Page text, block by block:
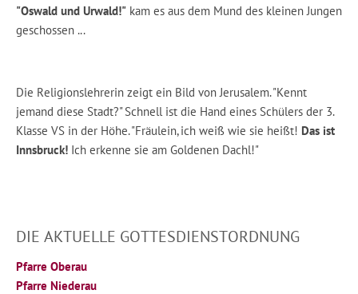
"Oswald und Urwald!" kam es aus dem Mund des kleinen Jungen
geschossen ...
Die Religionslehrerin zeigt ein Bild von Jerusalem. "Kennt
jemand diese Stadt?" Schnell ist die Hand eines Schülers der 3.
Klasse VS in der Höhe. "Fräulein, ich weiß wie sie heißt! Das ist
Innsbruck! Ich erkenne sie am Goldenen Dachl!"
DIE AKTUELLE GOTTESDIENSTORDNUNG
Pfarre Oberau
Pfarre Niederau